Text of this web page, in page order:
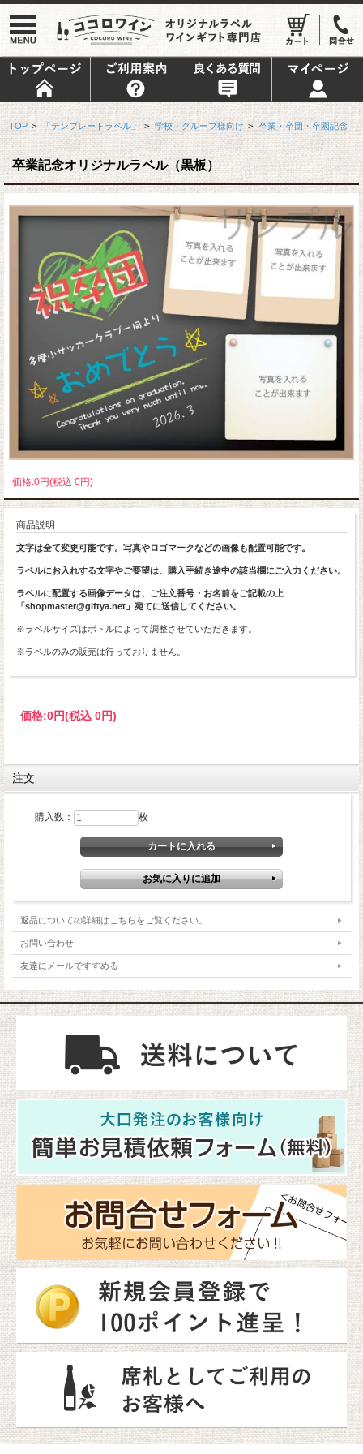
TOP > 「テンプレートラベル」 > 学校・グループ様向け > 卒業・卒団・卒園記念
卒業記念オリジナルラベル（黒板）
価格:0円(税込 0円)
商品説明
文字は全て変更可能です。写真やロゴマークなどの画像も配置可能です。
ラベルにお入れする文字やご要望は、購入手続き途中の該当欄にご入力ください。
ラベルに配置する画像データは、ご注文番号・お名前をご記載の上
「shopmaster@giftya.net」宛てに送信してください。
※ラベルサイズはボトルによって調整させていただきます。
※ラベルのみの販売は行っておりません。
価格:0円(税込 0円)
注文
購入数： 枚
返品についての詳細はこちらをご覧ください。
お問い合わせ
友達にメールですすめる